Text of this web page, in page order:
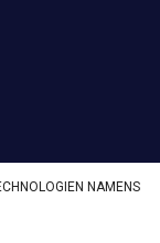
NAMENS